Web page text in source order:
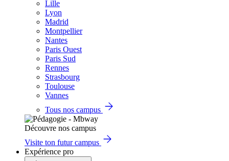
Lille
Lyon
Madrid
Montpellier
Nantes
Paris Ouest
Paris Sud
Rennes
Strasbourg
Toulouse
Vannes
Tous nos campus
Découvre nos campus
Visite ton futur campus
Expérience pro